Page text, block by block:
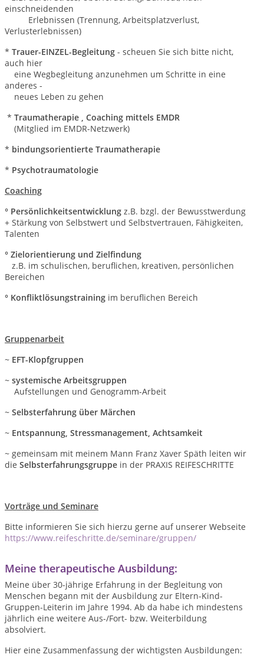
einschneidenden
Erlebnissen (Trennung, Arbeitsplatzverlust,
Verlusterlebnissen)
* Trauer-EINZEL-Begleitung - scheuen Sie sich bitte nicht,
auch hier
eine Wegbegleitung anzunehmen um Schritte in eine
anderes -
neues Leben zu gehen
* Traumatherapie , Coaching mittels EMDR
(Mitglied im EMDR-Netzwerk)
* bindungsorientierte Traumatherapie
* Psychotraumatologie
Coaching
° Persönlichkeitsentwicklung z.B. bzgl. der Bewusstwerdung
+ Stärkung von Selbstwert und Selbstvertrauen, Fähigkeiten,
Talenten
° Zielorientierung und Zielfindung
z.B. im schulischen, beruflichen, kreativen, persönlichen
Bereichen
° Konfliktlösungstraining im beruflichen Bereich
Gruppenarbeit
~ EFT-Klopfgruppen
~ systemische Arbeitsgruppen
Aufstellungen und Genogramm-Arbeit
~ Selbsterfahrung über Märchen
~ Entspannung, Stressmanagement, Achtsamkeit
~ gemeinsam mit meinem Mann Franz Xaver Späth leiten wir
die Selbsterfahrungsgruppe in der PRAXIS REIFESCHRITTE
Vorträge und Seminare
Bitte informieren Sie sich hierzu gerne auf unserer Webseite
https://www.reifeschritte.de/seminare/gruppen/
Meine therapeutische Ausbildung:
Meine über 30-jährige Erfahrung in der Begleitung von
Menschen begann mit der Ausbildung zur Eltern-Kind-
Gruppen-Leiterin im Jahre 1994. Ab da habe ich mindestens
jährlich eine weitere Aus-/Fort- bzw. Weiterbildung
absolviert.
Hier eine Zusammenfassung der wichtigsten Ausbildungen: